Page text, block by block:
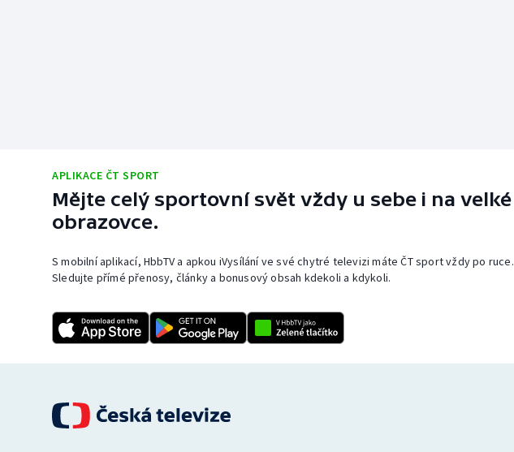
APLIKACE ČT SPORT
Mějte celý sportovní svět vždy u sebe i na velké
obrazovce.
S mobilní aplikací, HbbTV a apkou iVysílání ve své chytré televizi máte ČT sport vždy po ruce.
Sledujte přímé přenosy, články a bonusový obsah kdekoli a kdykoli.